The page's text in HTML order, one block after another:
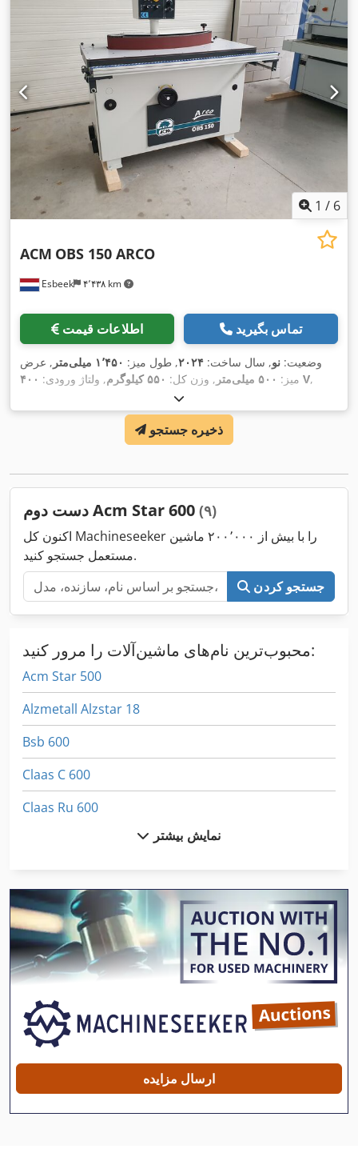
1 / 6
Esbeek ۴٬۴۳۸ km
ACM OBS 150 ARCO
اطلاعات قیمت تماس بگیرید
وضعیت: نو, سال ساخت: ۲۰۲۴, طول میز: ۱٬۴۵۰ میلی‌متر
, عرض
میز: ۵۰۰ میلی‌متر , وزن کل: ۵۵۰ کیلوگرم , ولتاژ ورودی: ۴۰۰ V,
ذخیره جستجو
دست دوم Acm Star 600 (۹)
اکنون کل Machineseeker را با بیش از ۲۰۰٬۰۰۰ ماشین
مستعمل جستجو کنید.
جستجو کردن
محبوب‌ترین نام‌های ماشین‌آلات را مرور کنید:
Acm Star 500
Alzmetall Alzstar 18
Bsb 600
Claas C 600
Claas Ru 600
Grob Bz 600
Meber Sr 600
Mikron Um 600
Panhans Bsb 500
Panhans Bsb 600
Scm 130
نمایش بیشتر
ارسال مزایده